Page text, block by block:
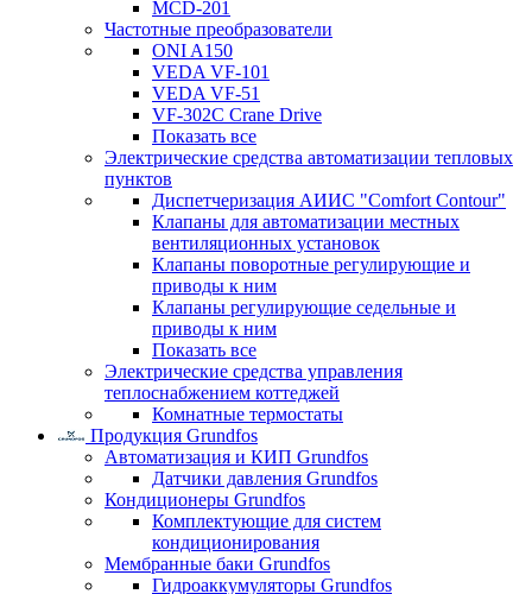
MCD-201
Частотные преобразователи
ONI A150
VEDA VF-101
VEDA VF-51
VF-302C Crane Drive
Показать все
Электрические средства автоматизации тепловых
пунктов
Диспетчеризация АИИС "Comfort Contour"
Клапаны для автоматизации местных
вентиляционных установок
Клапаны поворотные регулирующие и
приводы к ним
Клапаны регулирующие седельные и
приводы к ним
Показать все
Электрические средства управления
теплоснабжением коттеджей
Комнатные термостаты
Продукция Grundfos
Автоматизация и КИП Grundfos
Датчики давления Grundfos
Кондиционеры Grundfos
Комплектующие для систем
кондиционирования
Мембранные баки Grundfos
Гидроаккумуляторы Grundfos